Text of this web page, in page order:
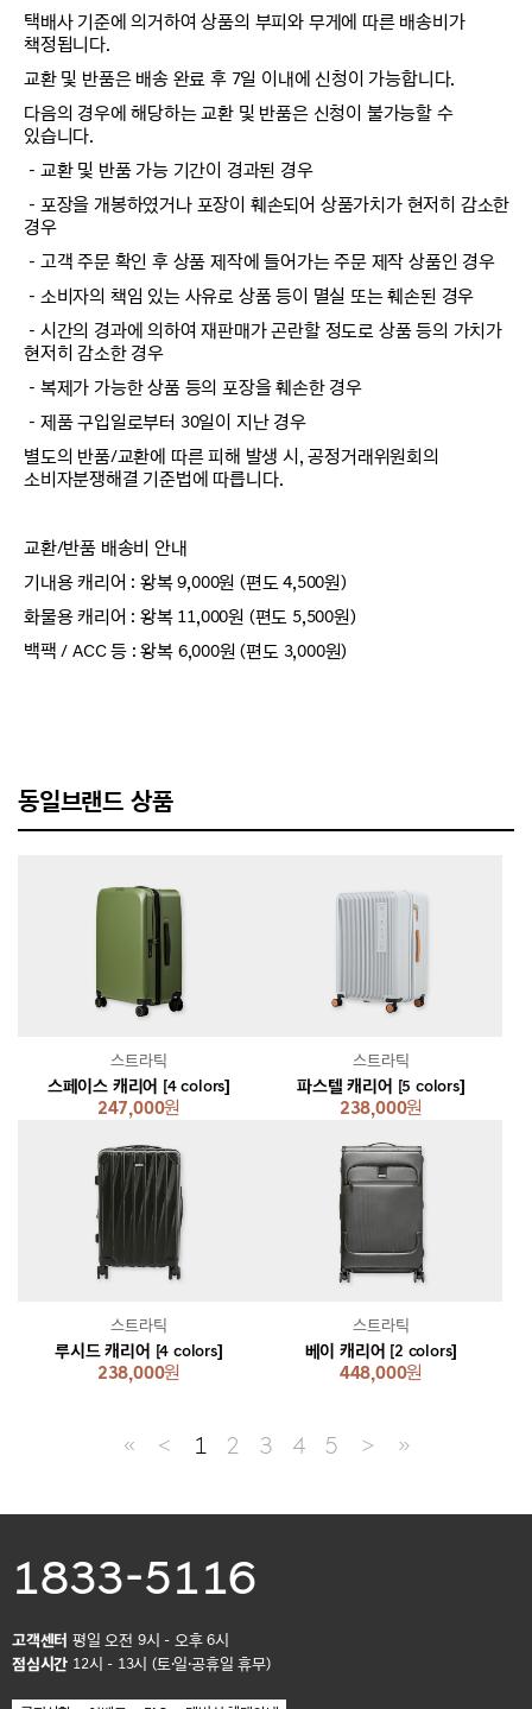
택배사 기준에 의거하여 상품의 부피와 무게에 따른 배송비가
책정됩니다.
교환 및 반품은 배송 완료 후 7일 이내에 신청이 가능합니다.
다음의 경우에 해당하는 교환 및 반품은 신청이 불가능할 수
있습니다.
－교환 및 반품 가능 기간이 경과된 경우
－포장을 개봉하였거나 포장이 훼손되어 상품가치가 현저히 감소한
경우
－고객 주문 확인 후 상품 제작에 들어가는 주문 제작 상품인 경우
－소비자의 책임 있는 사유로 상품 등이 멸실 또는 훼손된 경우
－시간의 경과에 의하여 재판매가 곤란할 정도로 상품 등의 가치가
현저히 감소한 경우
－복제가 가능한 상품 등의 포장을 훼손한 경우
－제품 구입일로부터 30일이 지난 경우
별도의 반품/교환에 따른 피해 발생 시, 공정거래위원회의
소비자분쟁해결 기준법에 따릅니다.
교환/반품 배송비 안내
기내용 캐리어 : 왕복 9,000원 (편도 4,500원)
화물용 캐리어 : 왕복 11,000원 (편도 5,500원)
백팩 / ACC 등 : 왕복 6,000원 (편도 3,000원)
동일브랜드 상품
스페이스 캐리어 [4 colors]
247,000원
스트라틱
파스텔 캐리어 [5 colors]
238,000원
스트라틱
루시드 캐리어 [4 colors]
238,000원
스트라틱
베이 캐리어 [2 colors]
448,000원
스트라틱
≪ ＜ 1 2 3 4 5 ＞ ≫
1833-5116
고객센터 평일 오전 9시 - 오후 6시
점심시간 12시 - 13시 (토·일·공휴일 휴무)